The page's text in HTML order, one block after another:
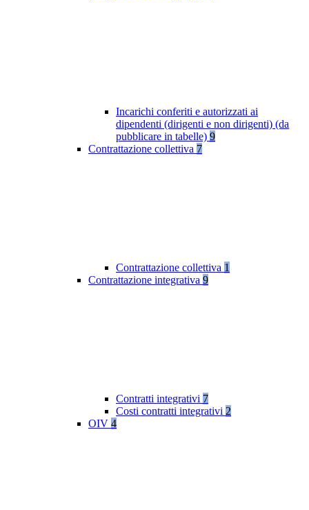
Incarichi conferiti e autorizzati ai
dipendenti (dirigenti e non dirigenti) (da
pubblicare in tabelle) 9
Contrattazione collettiva 7
Contrattazione collettiva 1
Contrattazione integrativa 9
Contratti integrativi 7
Costi contratti integrativi 2
OIV 4